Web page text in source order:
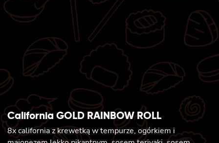
California GOLD RAINBOW ROLL
8x california z krewetką w tempurze, ogórkiem i